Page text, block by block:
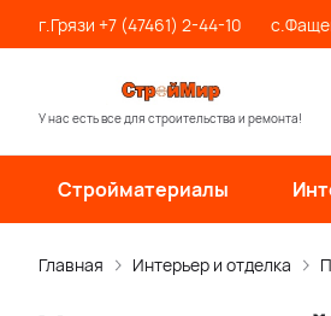
г.Грязи +7 (47461) 2-44-10
У нас есть все для строительства и ремонта!
Стройматериалы
Главная Интерьер и отделка